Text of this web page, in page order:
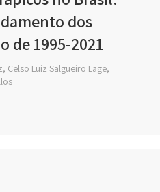
dos
de 1995-2021
Celso Luiz Salgueiro Lage,